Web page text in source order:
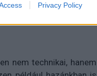
Privacy Policy
nem technikai, hanem